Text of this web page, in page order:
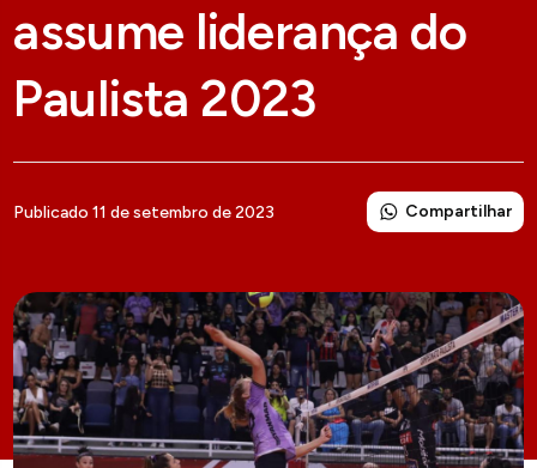
assume liderança do
Paulista 2023
Publicado 11 de setembro de 2023 Compartilhar